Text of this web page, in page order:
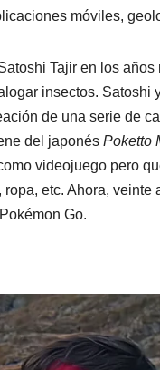
móviles,
Tajir en los
insectos. Satoshi
de una serie de
del japonés Poketto
videojuego pero
etc. Ahora,
Go.